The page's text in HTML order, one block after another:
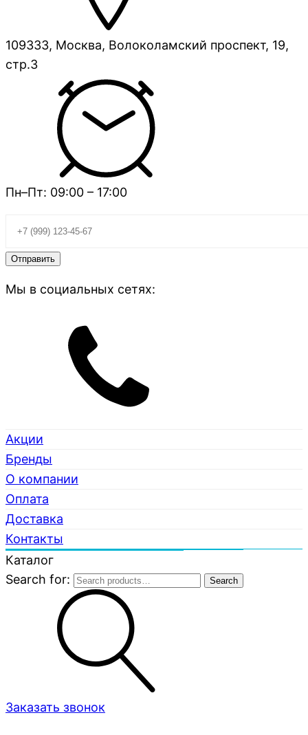
109333, Москва, Волоколамский проспект, 19,
стр.3
Пн–Пт: 09:00 – 17:00
Мы в социальных сетях:
Акции
Бренды
О компании
Оплата
Доставка
Контакты
Каталог
Search for:
Search
Заказать звонок